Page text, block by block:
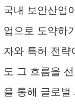
국내 보안산업
업으로 도약하
자와 특허 전략
도 그 흐름을
을 통해 글로벌